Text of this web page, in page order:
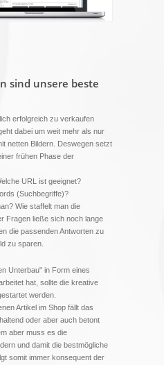
sind unsere beste
erfolgreich zu verkaufen
dabei um weit mehr als nur
netten Bildern. Deswegen setzt
frühen Phase der
URL ist geeignet?
(Suchbegriffe)?
Wie staffelt man die
Fragen ließe sich noch lange
die passenden Antworten zu
zu sparen.
Unterbau" in Form eines
hat, sollte die kreative
werden.
Artikel im Shop fällt das
oder aber auch betont
aber muss es die
und damit die bestmögliche
somit immer konsequent der